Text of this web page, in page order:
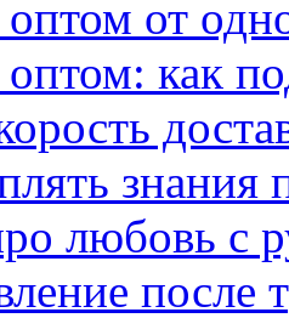
от
как
знания
любовь с
после